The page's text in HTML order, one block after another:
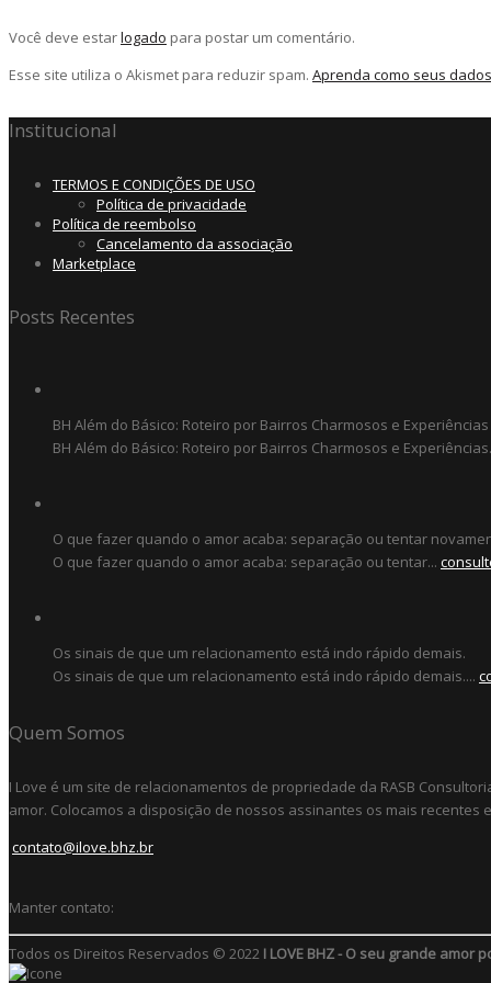
Você deve estarlogado para postar um comentário.
Esse site utiliza o Akismet para reduzir spam. Aprenda como seus
Institucional
TERMOS E CONDIÇÕES DE USO
Política de privacidade
Política de reembolso
Cancelamento da associação
Marketplace
Posts Recentes
BH Além do Básico: Roteiro por Bairros Charmosos e
BH Além do Básico: Roteiro por Bairros Charmosos e
O que fazer quando o amor acaba: separação ou tentar
O que fazer quando o amor acaba: separação ou tentar...
Os sinais de que um relacionamento está indo rápido demais.
Os sinais de que um relacionamento está indo rápido demais....
Quem Somos
I Love é um site de relacionamentos de propriedade da RASB
amor. Colocamos a disposição de nossos assinantes os mais
contato@ilove.bhz.br
Manter contato:
Todos os Direitos Reservados © 2022 I LOVE BHZ - O seu grande